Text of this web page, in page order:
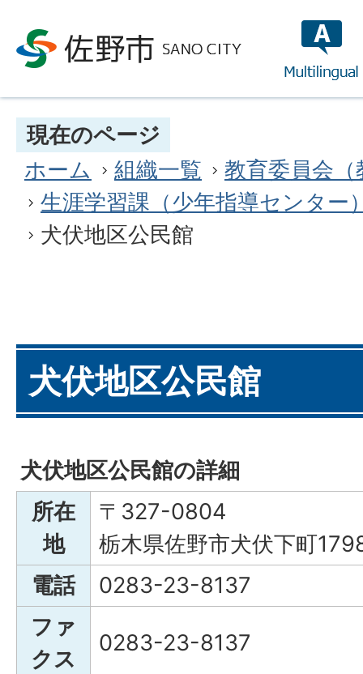
現在のページ
ホーム
組織一覧
教育委員会（
生涯学習課（少年指導センター
犬伏地区公民館
犬伏地区公民館
犬伏地区公民館の詳細
所在
地
〒327-0804
栃木県佐野市犬伏下町
電話
0283-23-8137
ファ
クス
0283-23-8137